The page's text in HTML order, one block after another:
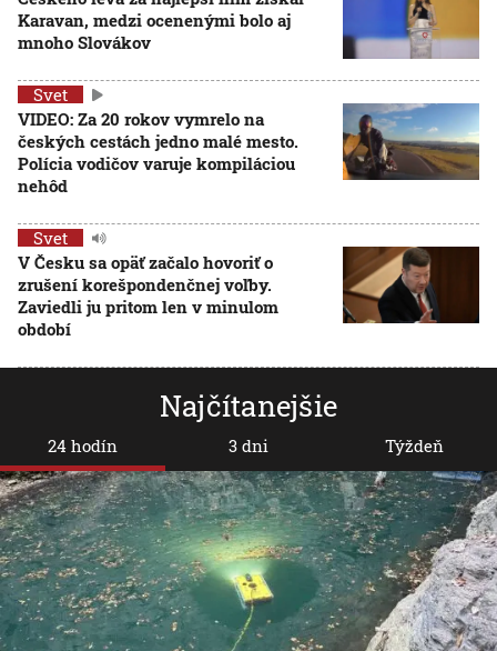
Karavan, medzi ocenenými bolo aj
mnoho Slovákov
Svet
VIDEO: Za 20 rokov vymrelo na
českých cestách jedno malé mesto.
Polícia vodičov varuje kompiláciou
nehôd
Svet
V Česku sa opäť začalo hovoriť o
zrušení korešpondenčnej voľby.
Zaviedli ju pritom len v minulom
období
Najčítanejšie
24 hodín 3 dni Týždeň